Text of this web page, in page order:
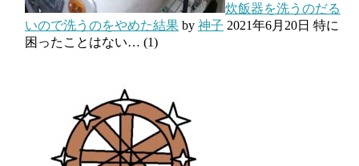
炊飯器を洗うのだる
いので洗うのをやめた結果 by 神子 2021年6月20日 特に
困ったことはない… (1)